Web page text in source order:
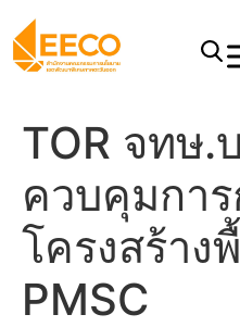
TOR จทษ.
ควบคุมการ
โครงสร้าง
PMSC